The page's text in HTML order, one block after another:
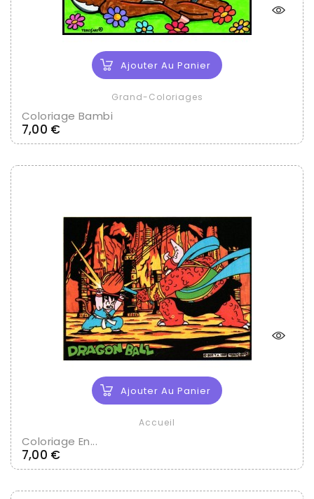
Ajouter Au Panier
Grand-Coloriages
Coloriage Bambi
7,00 €Prix
Ajouter Au Panier
Accueil
Coloriage En...
7,00 €Prix